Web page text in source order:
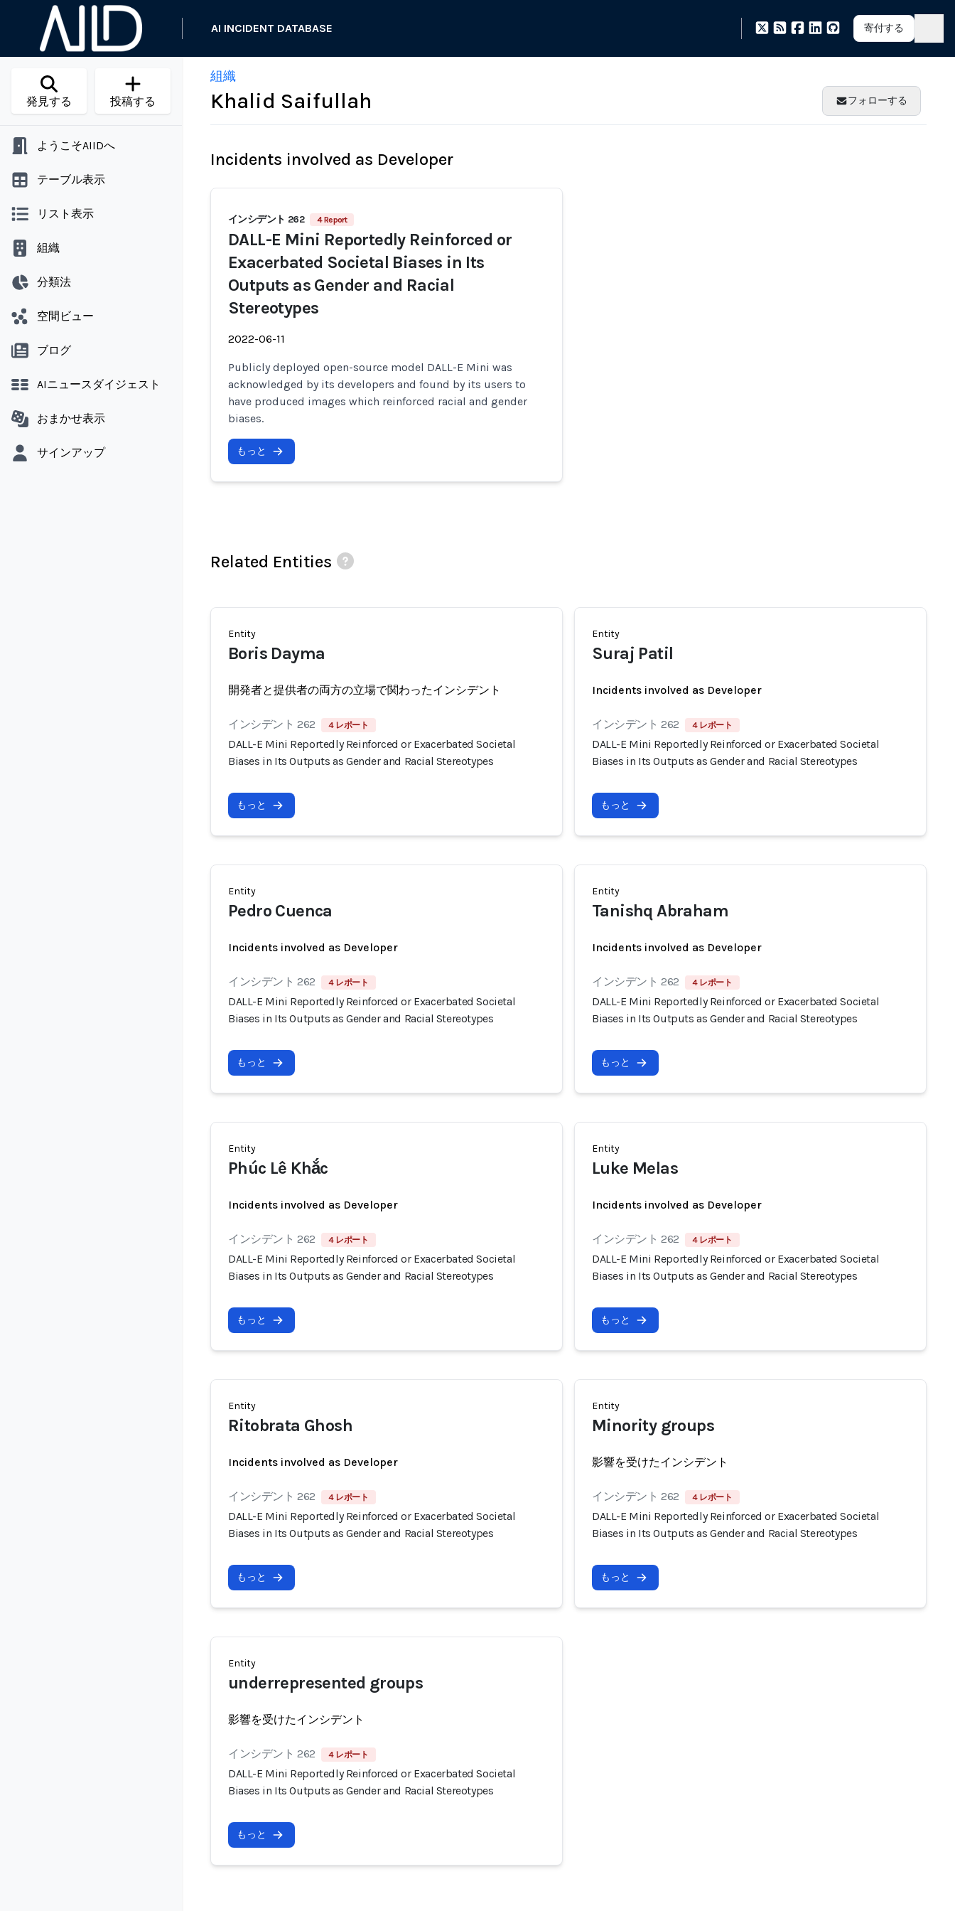
AI INCIDENT DATABASE 寄付する
発見する 投稿する
ようこそAIIDへ
テーブル表示
リスト表示
組織
分類法
空間ビュー
ブログ
AIニュースダイジェスト
おまかせ表示
サインアップ
組織
Khalid Saifullah フォローする
Incidents involved as Developer
インシデント 262 4 Report
DALL-E Mini Reportedly Reinforced or
Exacerbated Societal Biases in Its
Outputs as Gender and Racial
Stereotypes
2022-06-11
Publicly deployed open-source model DALL-E Mini was
acknowledged by its developers and found by its users to
have produced images which reinforced racial and gender
biases.
もっと
Related Entities
Entity
Boris Dayma
開発者と提供者の両方の立場で関わったインシデント
インシデント 262 4 レポート
DALL-E Mini Reportedly Reinforced or Exacerbated Societal
Biases in Its Outputs as Gender and Racial Stereotypes
もっと
Entity
Suraj Patil
Incidents involved as Developer
インシデント 262 4 レポート
DALL-E Mini Reportedly Reinforced or Exacerbated Societal
Biases in Its Outputs as Gender and Racial Stereotypes
もっと
Entity
Pedro Cuenca
Incidents involved as Developer
インシデント 262 4 レポート
DALL-E Mini Reportedly Reinforced or Exacerbated Societal
Biases in Its Outputs as Gender and Racial Stereotypes
もっと
Entity
Tanishq Abraham
Incidents involved as Developer
インシデント 262 4 レポート
DALL-E Mini Reportedly Reinforced or Exacerbated Societal
Biases in Its Outputs as Gender and Racial Stereotypes
もっと
Entity
Phúc Lê Khắc
Incidents involved as Developer
インシデント 262 4 レポート
DALL-E Mini Reportedly Reinforced or Exacerbated Societal
Biases in Its Outputs as Gender and Racial Stereotypes
もっと
Entity
Luke Melas
Incidents involved as Developer
インシデント 262 4 レポート
DALL-E Mini Reportedly Reinforced or Exacerbated Societal
Biases in Its Outputs as Gender and Racial Stereotypes
もっと
Entity
Ritobrata Ghosh
Incidents involved as Developer
インシデント 262 4 レポート
DALL-E Mini Reportedly Reinforced or Exacerbated Societal
Biases in Its Outputs as Gender and Racial Stereotypes
もっと
Entity
Minority groups
影響を受けたインシデント
インシデント 262 4 レポート
DALL-E Mini Reportedly Reinforced or Exacerbated Societal
Biases in Its Outputs as Gender and Racial Stereotypes
もっと
Entity
underrepresented groups
影響を受けたインシデント
インシデント 262 4 レポート
DALL-E Mini Reportedly Reinforced or Exacerbated Societal
Biases in Its Outputs as Gender and Racial Stereotypes
もっと